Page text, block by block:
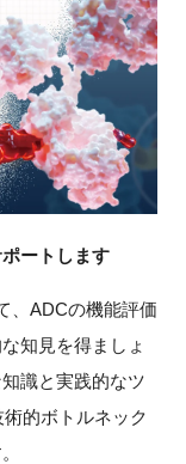
ートします
、ADCの機能評価
知見を得ましょ
識と実践的なツ
的ボトルネック